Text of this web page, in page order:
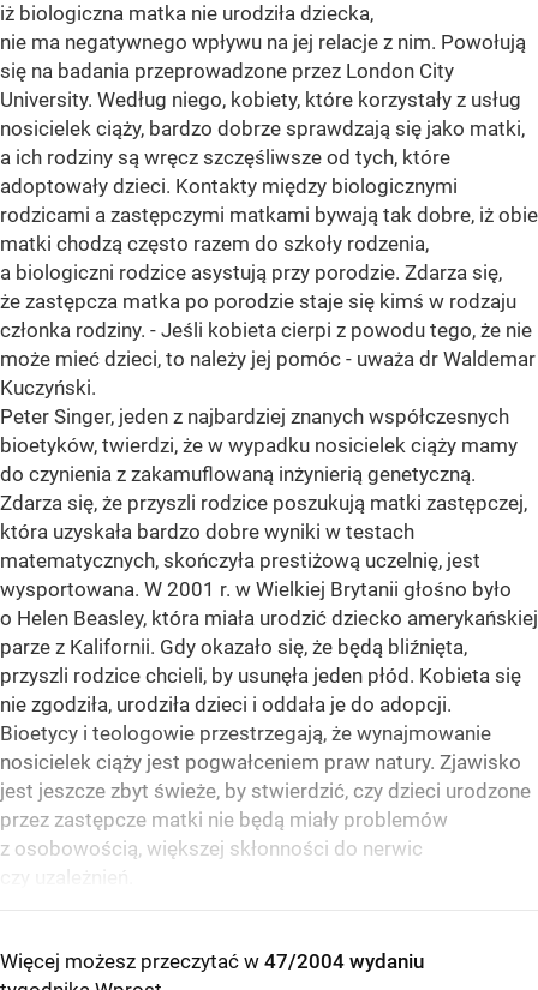
iż biologiczna matka nie urodziła dziecka,
nie ma negatywnego wpływu na jej relacje z nim. Powołują
się na badania przeprowadzone przez London City
University. Według niego, kobiety, które korzystały z usług
nosicielek ciąży, bardzo dobrze sprawdzają się jako matki,
a ich rodziny są wręcz szczęśliwsze od tych, które
adoptowały dzieci. Kontakty między biologicznymi
rodzicami a zastępczymi matkami bywają tak dobre, iż obie
matki chodzą często razem do szkoły rodzenia,
a biologiczni rodzice asystują przy porodzie. Zdarza się,
że zastępcza matka po porodzie staje się kimś w rodzaju
członka rodziny. - Jeśli kobieta cierpi z powodu tego, że nie
może mieć dzieci, to należy jej pomóc - uważa dr Waldemar
Kuczyński.
Peter Singer, jeden z najbardziej znanych współczesnych
bioetyków, twierdzi, że w wypadku nosicielek ciąży mamy
do czynienia z zakamuflowaną inżynierią genetyczną.
Zdarza się, że przyszli rodzice poszukują matki zastępczej,
która uzyskała bardzo dobre wyniki w testach
matematycznych, skończyła prestiżową uczelnię, jest
wysportowana. W 2001 r. w Wielkiej Brytanii głośno było
o Helen Beasley, która miała urodzić dziecko amerykańskiej
parze z Kalifornii. Gdy okazało się, że będą bliźnięta,
przyszli rodzice chcieli, by usunęła jeden płód. Kobieta się
nie zgodziła, urodziła dzieci i oddała je do adopcji.
Bioetycy i teologowie przestrzegają, że wynajmowanie
nosicielek ciąży jest pogwałceniem praw natury. Zjawisko
jest jeszcze zbyt świeże, by stwierdzić, czy dzieci urodzone
przez zastępcze matki nie będą miały problemów
z osobowością, większej skłonności do nerwic
Więcej możesz przeczytać w 47/2004 wydaniu